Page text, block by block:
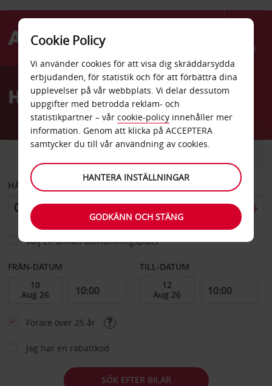
Menu
AvisHyrbil Bacau flygplats
BIL
HÄMTA FRÅN
Välj en annan återlämningsplats
FRÅN-DATUM TILL-DATUM
Förare över 25 år
Jag har en rabattkod
SÖK EFTER BILAR
Cookie Policy
Vi använder cookies för att visa dig skräddarsydda
erbjudanden, för statistik och för att förbättra dina
upplevelser på vår webbplats. Vi delar dessutom
uppgifter med betrodda reklam- och
statistikpartner – vår cookie-policy innehåller mer
information. Genom att klicka på ACCEPTERA
samtycker du till vår användning av cookies.
HANTERA INSTÄLLNINGAR
GODKÄNN OCH STÄNG